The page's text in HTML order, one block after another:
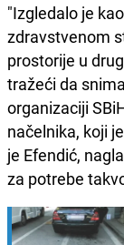
"Izgledalo je
zdravstvenom
prostorije u
tražeći da
organizaciji
načelnika, koji
je Efendić,
za potrebe